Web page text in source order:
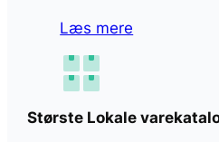
Læs mere
Største Lokale